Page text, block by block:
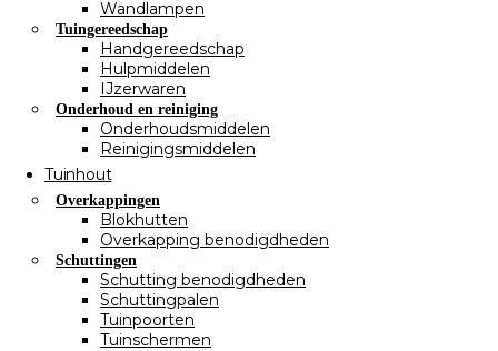
Wandlampen
Tuingereedschap
Handgereedschap
Hulpmiddelen
IJzerwaren
Onderhoud en reiniging
Onderhoudsmiddelen
Reinigingsmiddelen
Tuinhout
Overkappingen
Blokhutten
Overkapping benodigdheden
Schuttingen
Schutting benodigdheden
Schuttingpalen
Tuinpoorten
Tuinschermen